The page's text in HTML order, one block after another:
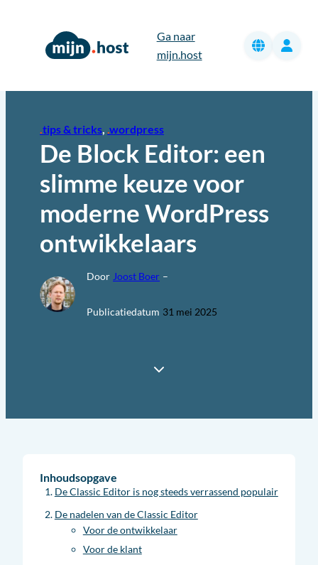
Ga naar
mijn.host
tips & tricks, wordpress
De Block Editor: een
slimme keuze voor
moderne WordPress
ontwikkelaars
Door Joost Boer –
Publicatiedatum 31 mei 2025
Inhoudsopgave
De Classic Editor is nog steeds verrassend populair
De nadelen van de Classic Editor
Voor de ontwikkelaar
Voor de klant